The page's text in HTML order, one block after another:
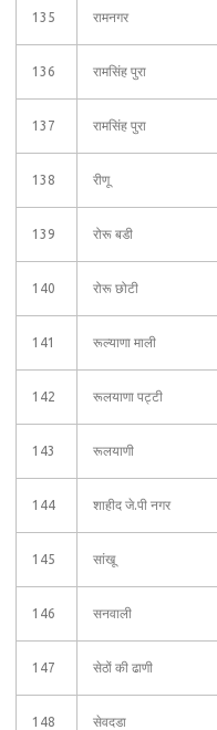
135 रामनगर
136 रामसिंह पुरा
137 रामसिंह पुरा
138 रीणू
139 रोरू बडी
140 रोरू छोटी
141 रूल्याणा माली
142 रूलयाणा पट्टी
143 रूलयाणी
144 शाहीद जे.पी नगर
145 सांखू
146 सनवाली
147 सेठों की ढाणी
148 सेवदडा